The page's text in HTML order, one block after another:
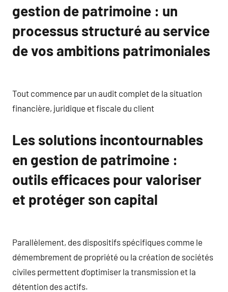
gestion de patrimoine : un
processus structuré au service
de vos ambitions patrimoniales
Tout commence par un audit complet de la situation
financière, juridique et fiscale du client
Les solutions incontournables
en gestion de patrimoine :
outils efficaces pour valoriser
et protéger son capital
Parallèlement, des dispositifs spécifiques comme le
démembrement de propriété ou la création de sociétés
civiles permettent d’optimiser la transmission et la
détention des actifs.